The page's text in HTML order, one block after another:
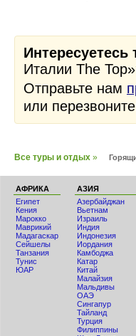
Италии The
Отправьте нам
или
Все туры и отдых »
АФРИКА
Египет
Кения
Мaрокко
Маврикий
Мадагаскар
Сейшелы
Танзания
Тунис
ЮАР
АЗИЯ
Азербайджан
Вьетнам
Израиль
Индия
Индонезия
Иордания
Камбоджа
Катар
Китай
Малайзия
Мальдивы
ОАЭ
Сингапур
Тайланд
Турция
Филиппины